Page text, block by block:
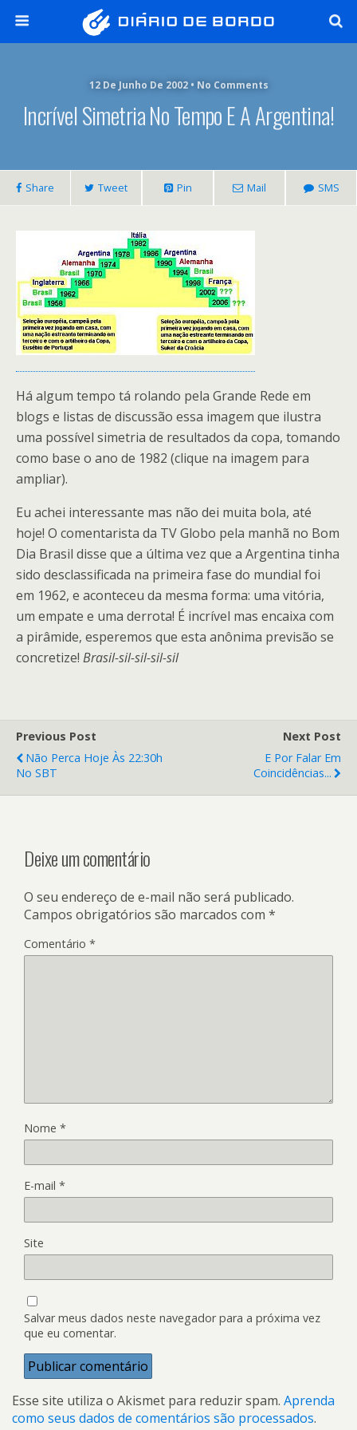
12 De Junho De 2002 • No Comments
Incrível Simetria No Tempo E A Argentina!
Share Tweet Pin Mail SMS
Há algum tempo tá rolando pela Grande Rede em
blogs e listas de discussão essa imagem que ilustra
uma possível simetria de resultados da copa, tomando
como base o ano de 1982 (clique na imagem para
ampliar).
Eu achei interessante mas não dei muita bola, até
hoje! O comentarista da TV Globo pela manhã no Bom
Dia Brasil disse que a última vez que a Argentina tinha
sido desclassificada na primeira fase do mundial foi
em 1962, e aconteceu da mesma forma: uma vitória,
um empate e uma derrota! É incrível mas encaixa com
a pirâmide, esperemos que esta anônima previsão se
concretize! Brasil-sil-sil-sil-sil
Previous Post
Não Perca Hoje Às 22:30h
No SBT
Next Post
E Por Falar Em
Coincidências...
Deixe um comentário
O seu endereço de e-mail não será publicado.
Campos obrigatórios são marcados com *
Comentário *
Nome *
E-mail *
Site
Salvar meus dados neste navegador para a próxima vez
que eu comentar.
Esse site utiliza o Akismet para reduzir spam. Aprenda
como seus dados de comentários são processados.